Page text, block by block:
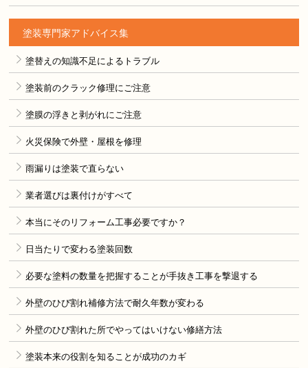
塗装専門家アドバイス集
塗替えの知識不足によるトラブル
塗装前のクラック修理にご注意
塗膜の浮きと剥がれにご注意
火災保険で外壁・屋根を修理
雨漏りは塗装で直らない
業者選びは裏付けがすべて
本当にそのリフォーム工事必要ですか？
日当たりで変わる塗装回数
必要な塗料の数量を把握することが手抜き工事を撃退する
外壁のひび割れ補修方法で耐久年数が変わる
外壁のひび割れた所でやってはいけない修繕方法
塗装本来の役割を知ることが成功のカギ